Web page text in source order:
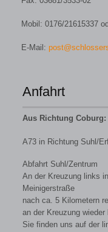
Mobil: 0176/21615337
E-Mail:
Anfahrt
Aus Richtung Coburg:
A73 in Richtung Suhl/
Abfahrt Suhl/Zentrum
An der Kreuzung links
Meinigerstraße
nach ca. 5 Kilometern
an der Kreuzung
Sie finden uns auf der